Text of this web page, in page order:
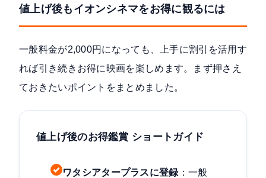
値上げ後もイオンシネマをお得に観るには
一般料金が2,000円になっても、上手に割引を活用す
れば引き続きお得に映画を楽しめます。まず押さえ
ておきたいポイントをまとめました。
値上げ後のお得鑑賞 ショートガイド
ワタシアタープラスに登録：一般